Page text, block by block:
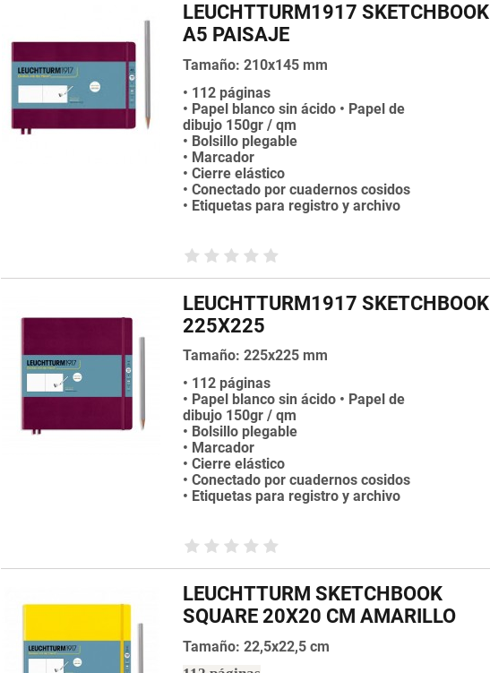
LEUCHTTURM1917 SKETCHBOOK
A5 PAISAJE
Tamaño: 210x145 mm
• 112 páginas
• Papel blanco sin ácido • Papel de
dibujo 150gr / qm
• Bolsillo plegable
• Marcador
• Cierre elástico
• Conectado por cuadernos cosidos
• Etiquetas para registro y archivo
LEUCHTTURM1917 SKETCHBOOK
225X225
Tamaño: 225x225 mm
• 112 páginas
• Papel blanco sin ácido • Papel de
dibujo 150gr / qm
• Bolsillo plegable
• Marcador
• Cierre elástico
• Conectado por cuadernos cosidos
• Etiquetas para registro y archivo
LEUCHTTURM SKETCHBOOK
SQUARE 20X20 CM AMARILLO
Tamaño: 22,5x22,5 cm